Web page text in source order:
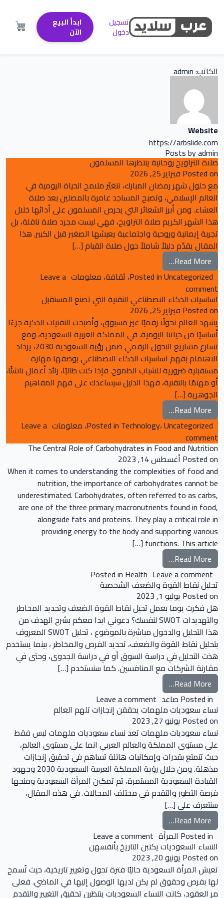
تسجيل
دخول
ابدأ البيع
الآن
الكاتب:admin
Website
https://arbslide.com
Posts by admin
صلاة التراويح روحانية ينتظرها المسلمون
Posted on فبراير 25, 2026
مع حلول شهر رمضان المبارك، تتغيّر ملامح الحياة اليومية في
العالم الإسلامي، وتصبح المساجد عامرة بالمصلين بعد صلاة
العشاء. ومن أبرز الشعائر التي يحرص المسلمون على أدائها خلال
هذا الشهر الكريم صلاة التراويح، فهي ليست مجرد صلاة نافلة، بل
تجربة إيمانية وروحية واجتماعية يعيشها الصغير قبل الكبير. هذا
المقال يقدّم دليلاً شاملاً حول صلاة القيام […]
Read More… from صلاة التراويح روحانية ينتظرها المسلمون
Posted inUncategorized ، ثقافة، معلومات Leave a
commenton صلاة التراويح روحانية ينتظرها المسلمون
اساسيات الذكاء الاصطناعي التقنية التي تصنع المستقبل
Posted on فبراير 25, 2026
يشهد العالم تحولًا رقميًا غير مسبوق، وأصبحت التقنيات الذكية جزءًا
أساسيًا من حياتنا اليومية. في المملكة العربية السعودية، ومع
تسارع مشاريع التحول الرقمي ضمن رؤية السعودية 2030، يزداد
الاهتمام بفهم اساسيات الذكاء الاصطناعي بوصفها مهارة
مستقبلية ضرورية للشباب الطموح. فإذا كنت طالبًا، رائد أعمال ناشئًا،
أو مهتمًا بالتقنية، فهذا الدليل سيساعدك على فهم المفاهيم
الجوهرية […]
Read More… from اساسيات الذكاء الاصطناعي التقنية التي تصنع المستقبل
Posted in Technology،Uncategorized ، معلومات Leave a
commenton اساسيات الذكاء الاصطناعي التقنية التي تصنع المستقبل
The Central Role of Carbohydrates in Food and Nutrition
Posted on أغسطس 14, 2023
When it comes to understanding the complexities of food and
nutrition, the importance of carbohydrates cannot be
underestimated. Carbohydrates, often referred to as carbs,
are one of the three primary macronutrients found in food,
alongside fats and proteins. They play a critical role in
providing energy to the body and supporting various
functions. This article […]
Read More…
Role of Carbohydrates in Food and Nutrition
Posted in Health Leave a comment
تحليل نقاط القوة والضعف الشخصية
Posted on يوليو 1, 2023
هل فكرت يوما بعمل تحيل نقاط القوة الضعف وتحديد المخاطر
والتهديدات SWOT لنفسك؟ دعوني ابدا معكم بشرح الهدف من
هذا التحليل والدخول مباشرة بالموضوع ، تحليل SWOT المعروف
بتحليل نقاط القوة والضعف، تحديد الفرص والمخاطر ، بينما يستخدم
هذت التحليل في دراسة السوق أو في دراسة الجدوى، وحتى في
مقارنة الشركات مع المنافسين. كما سنستخدم […]
Read More… from تحليل نقاط القوة والضعف الشخصية
Posted in صاعد Leave a comment
نساء سعوديات ملهمات يحققن إنجازات تلهم العالم
Posted on يونيو 27, 2023
نساء سعوديات ملهمات تعد نساء سعوديات ملهمات ليس فقط
على مستوى المملكة والعالم العربي انما على مستوى العالم،
حيث تتمتع بقدرات وإمكانيات هائلة تساهم في تحقيق إنجازات
مذهلة. ومن خلال رؤية المملكة العربية السعودية 2030 وجهود
القيادة السعودية المستمرة، تم تمكين المرأة السعودية ومنحها
فرصة التطور والتقدم في مختلف المجالات. في هذه المقال،
سنتعرف على […]
Read More… from نساء سعوديات ملهمات يحققن إنجازات تلهم العالم
Posted in المرأة Leave a comment
النساء السعوديات يكتبن التاريخ بأنفسهن
Posted on يونيو 20, 2023
تعيش المرأة السعودية حاليًا فترة تحول وتغيير تاريخية، حيث تُسمح
لها بفرص وحقوق لم يكن لديها الوصول إليها في الماضي. فعلى
مر العقود، كانت النساء السعوديات ينتظرن تحقيق التغيير والتقدم